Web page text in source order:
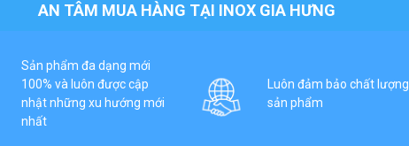
AN TÂM MUA HÀNG TẠI INOX GIA HƯNG
Sản phẩm đa dạng mới
100% và luôn được cập
nhật những xu hướng mới
nhất
Luôn đảm bảo chất lượng
sản phẩm